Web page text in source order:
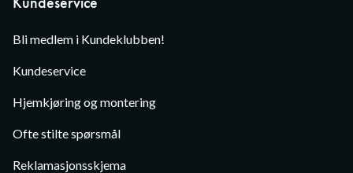
Bli medlem i Kundeklubben!
Kundeservice
Hjemkjøring og montering
Ofte stilte spørsmål
Reklamasjonsskjema